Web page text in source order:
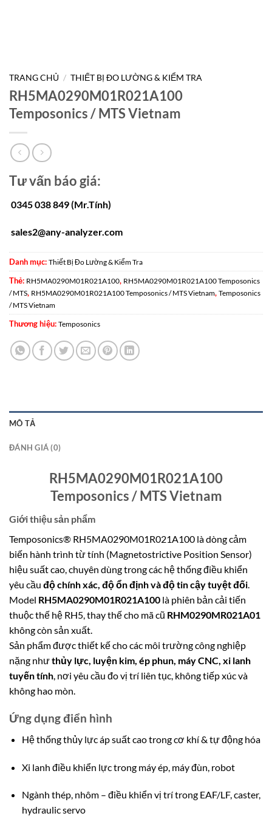
TRANG CHỦ / THIẾT BỊ ĐO LƯỜNG & KIỂM TRA
RH5MA0290M01R021A100
Temposonics / MTS Vietnam
Tư vấn báo giá:
0345 038 849 (Mr.Tính)
sales2@any-analyzer.com
Danh mục: Thiết Bị Đo Lường & Kiểm Tra
Thẻ: RH5MA0290M01R021A100, RH5MA0290M01R021A100 Temposonics
/ MTS, RH5MA0290M01R021A100 Temposonics / MTS Vietnam, Temposonics
/ MTS Vietnam
Thương hiệu: Temposonics
MÔ TẢ
ĐÁNH GIÁ (0)
RH5MA0290M01R021A100
Temposonics / MTS Vietnam
Giới thiệu sản phẩm
Temposonics® RH5MA0290M01R021A100 là dòng cảm
biến hành trình từ tính (Magnetostrictive Position Sensor)
hiệu suất cao, chuyên dùng trong các hệ thống điều khiển
yêu cầu độ chính xác, độ ổn định và độ tin cậy tuyệt đối.
Model RH5MA0290M01R021A100 là phiên bản cải tiến
thuộc thế hệ RH5, thay thế cho mã cũ RHM0290MR021A01
không còn sản xuất.
Sản phẩm được thiết kế cho các môi trường công nghiệp
nặng nhưthủy lực, luyện kim, ép phun, máy CNC, xi lanh
tuyến tính, nơi yêu cầu đo vị trí liên tục, không tiếp xúc và
không hao mòn.
Ứng dụng điển hình
Hệ thống thủy lực áp suất cao trong cơ khí & tự động hóa
Xi lanh điều khiển lực trong máy ép, máy đùn, robot
Ngành thép, nhôm – điều khiển vị trí trong EAF/LF, caster,
hydraulic servo